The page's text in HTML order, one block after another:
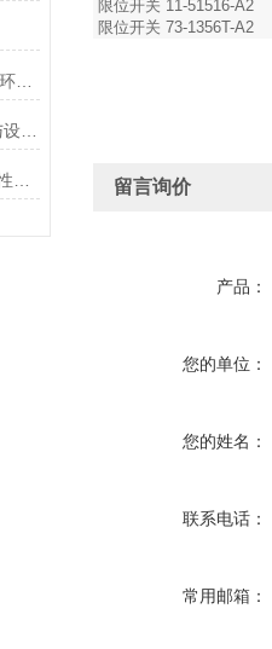
美国Northstar探头在高温高压蒸汽环境下的液位测量可靠性
McDaniel 压力表能确保系统安全与设备寿命延长
限位开关 11-51516-A2
限位开关 73-1356T-A2
留言询价
产品：
您的单位：
您的姓名：
联系电话：
常用邮箱：